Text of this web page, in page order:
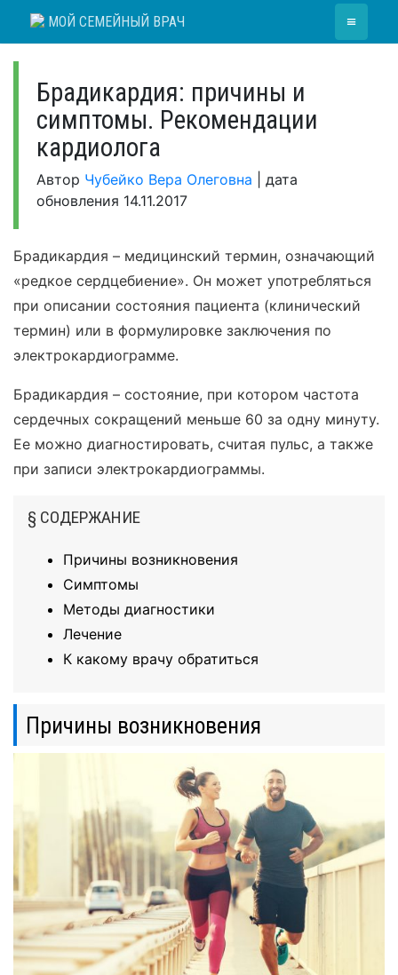
МОЙ СЕМЕЙНЫЙ ВРАЧ ≡
Брадикардия: причины и
симптомы. Рекомендации
кардиолога
Автор Чубейко Вера Олеговна
дата
обновления 14.11.2017
Брадикардия – медицинский термин, означающий
«редкое сердцебиение». Он может употребляться
при описании состояния пациента (клинический
термин) или в формулировке заключения по
электрокардиограмме.
Брадикардия – состояние, при котором частота
сердечных сокращений меньше 60 за одну минуту.
Ее можно диагностировать, считая пульс, а также
при записи электрокардиограммы.
§ СОДЕРЖАНИЕ
Причины возникновения
Симптомы
Методы диагностики
Лечение
К какому врачу обратиться
Причины возникновения